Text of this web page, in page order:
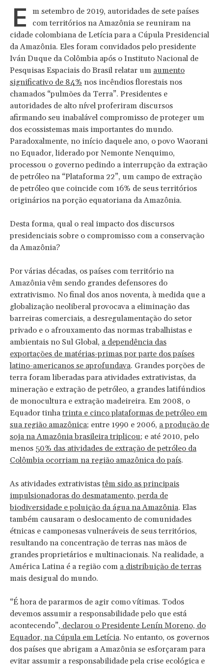
E
m setembro de 2019, autoridades de sete países
com territórios na Amazônia se reuniram na
cidade colombiana de Letícia para a Cúpula Presidencial
da Amazônia. Eles foram convidados pelo presidente
Iván Duque da Colômbia após o Instituto Nacional de
Pesquisas Espaciais do Brasil relatar um aumento
significativo de 84% nos incêndios florestais nos
chamados “pulmões da Terra”. Presidentes e
autoridades de alto nível proferiram discursos
afirmando seu inabalável compromisso de proteger um
dos ecossistemas mais importantes do mundo.
Paradoxalmente, no início daquele ano, o povo Waorani
no Equador, liderado por Nemonte Nenquimo,
processou o governo pedindo a interrupção da extração
de petróleo na “Plataforma 22”, um campo de extração
de petróleo que coincide com 16% de seus territórios
originários na porção equatoriana da Amazônia.
Desta forma, qual o real impacto dos discursos
presidenciais sobre o compromisso com a conservação
da Amazônia?
Por várias décadas, os países com território na
Amazônia vêm sendo grandes defensores do
extrativismo. No final dos anos noventa, à medida que a
globalização neoliberal provocava a eliminação das
barreiras comerciais, a desregulamentação do setor
privado e o afrouxamento das normas trabalhistas e
ambientais no Sul Global, a dependência das
exportações de matérias-primas por parte dos países
latino-americanos se aprofundava. Grandes porções de
terra foram liberadas para atividades extrativistas, da
mineração e extração de petróleo, a grandes latifúndios
de monocultura e extração madeireira. Em 2008, o
Equador tinha trinta e cinco plataformas de petróleo em
sua região amazônica; entre 1990 e 2006, a produção de
soja na Amazônia brasileira triplicou; e até 2010, pelo
menos 50% das atividades de extração de petróleo da
Colômbia ocorriam na região amazônica do país.
As atividades extrativistas têm sido as principais
impulsionadoras do desmatamento, perda de
biodiversidade e poluição da água na Amazônia. Elas
também causaram o deslocamento de comunidades
étnicas e camponesas vulneráveis de seus territórios,
resultando na concentração de terras nas mãos de
grandes proprietários e multinacionais. Na realidade, a
América Latina é a região com a distribuição de terras
mais desigual do mundo.
“É hora de pararmos de agir como vítimas. Todos
devemos assumir a responsabilidade pelo que está
acontecendo”, declarou o Presidente Lenín Moreno, do
Equador, na Cúpula em Letícia. No entanto, os governos
dos países que abrigam a Amazônia se esforçaram para
evitar assumir a responsabilidade pela crise ecológica e